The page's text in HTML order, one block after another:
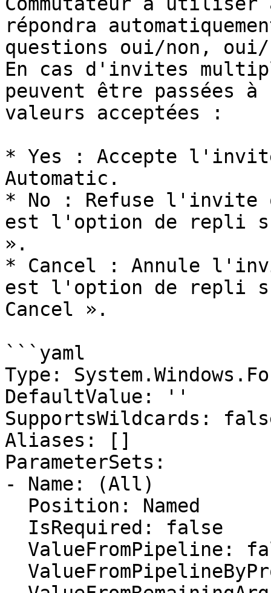
répondra
questions oui/non, oui/
En cas d'invites
peuvent être passées
valeurs acceptées :
* Yes : Accepte
Automatic.
* No : Refuse l'invite
est l'option de repli
».
* Cancel : Annule
est l'option de repli
Cancel ».
```yaml
Type:
DefaultValue: ''
SupportsWildcards:
Aliases: []
ParameterSets:
- Name: (All)